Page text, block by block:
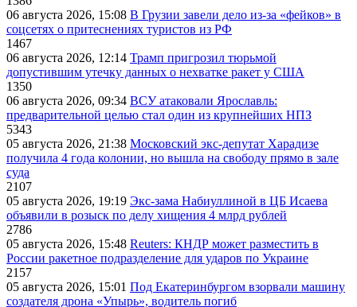
06 августа 2026, 15:08 В Грузии завели дело из-за «фейков» в
соцсетях о притеснениях туристов из РФ
1467
06 августа 2026, 12:14 Трамп пригрозил тюрьмой
допустившим утечку данных о нехватке ракет у США
1350
06 августа 2026, 09:34 ВСУ атаковали Ярославль:
предварительной целью стал один из крупнейших НПЗ
5343
05 августа 2026, 21:38 Московский экс-депутат Харадизе
получила 4 года колонии, но вышла на свободу прямо в зале
суда
2107
05 августа 2026, 19:19 Экс-зама Набиуллиной в ЦБ Исаева
объявили в розыск по делу хищения 4 млрд рублей
2786
05 августа 2026, 15:48 Reuters: КНДР может разместить в
России ракетное подразделение для ударов по Украине
2157
05 августа 2026, 15:01 Под Екатеринбургом взорвали машину
создателя дрона «Упырь», водитель погиб